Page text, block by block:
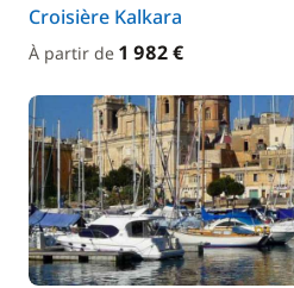
Croisière Kalkara
À partir de 1 982 €